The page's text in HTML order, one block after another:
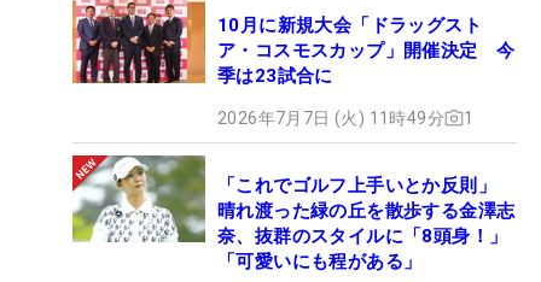
10月に新規大会「ドラッグスト
ア・コスモスカップ」開催決定 今
季は23試合に
2026年7月7日 (火) 11時49分 1
「これでゴルフ上手いとか反則」
晴れ渡った緑の丘を散歩する金澤志
奈、抜群のスタイルに「8頭身！」
「可愛いにも程がある」